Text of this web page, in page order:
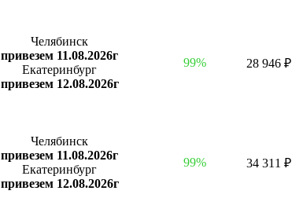
Челябинск
привезем 11.08.2026г
Екатеринбург
привезем 12.08.2026г
99% 28 946 ₽
Челябинск
привезем 11.08.2026г
Екатеринбург
привезем 12.08.2026г
99% 34 311 ₽